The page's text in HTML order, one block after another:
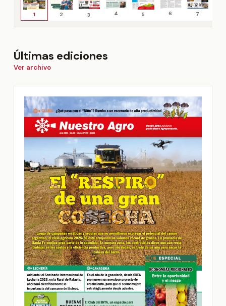
1 2 3 4 5 6 7
Últimas ediciones
Ver archivo